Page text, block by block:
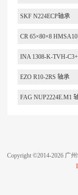
SKF N224ECP轴承
CR 65×80×8
INA 1308-K-TVH-
EZO R10-2RS 轴承
FAG NUP2224E.M1
Copyright ©2014-2026 广